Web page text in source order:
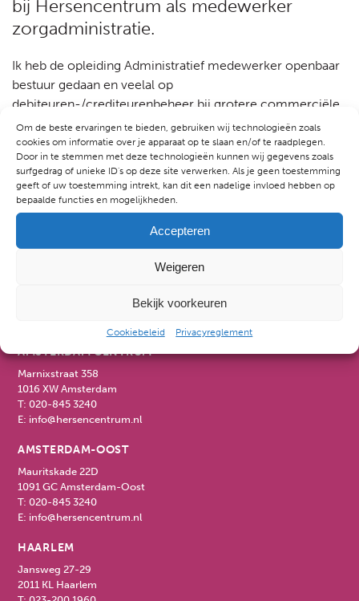
Om de beste ervaringen te bieden, gebruiken wij technologieën zoals
cookies om informatie over je apparaat op te slaan en/of te raadplegen.
Door in te stemmen met deze technologieën kunnen wij gegevens zoals
surfgedrag of unieke ID's op deze site verwerken. Als je geen toestemming
geeft of uw toestemming intrekt, kan dit een nadelige invloed hebben op
bepaalde functies en mogelijkheden.
Accepteren
Weigeren
Bekijk voorkeuren
Cookiebeleid Privacyreglement
bij Hersencentrum als medewerker
zorgadministratie.
Ik heb de opleiding Administratief medewerker openbaar
bestuur gedaan en veelal op
debiteuren-/crediteurenbeheer bij grotere commerciële
bedrijven gewerkt. De afgelopen jaren heb ik ervaring
opgedaan bij de gemeente en van daaruit nu de stap
gemaakt richting een ggz-instelling, wat me tot nu toe
zeer goed bevalt en waar ik met plezier werk.
AMSTERDAM CENTRUM
Marnixstraat 358
1016 XW Amsterdam
T:020-845 3240
E: info@hersencentrum.nl
AMSTERDAM-OOST
Mauritskade 22D
1091 GC Amsterdam-Oost
T:020-845 3240
E: info@hersencentrum.nl
HAARLEM
Jansweg 27-29
2011 KL Haarlem